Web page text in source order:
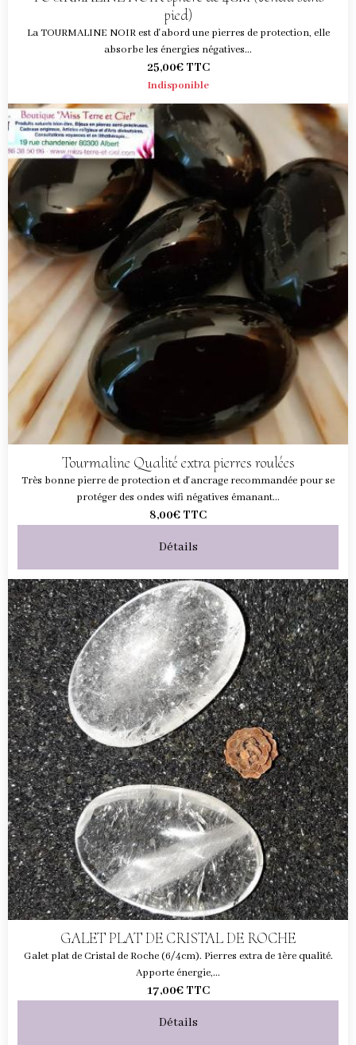
pied)
La TOURMALINE NOIR est d'abord une pierres de protection, elle
absorbe les énergies négatives...
25,00€ TTC
Indisponible
Tourmaline Qualité extra pierres roulées
Très bonne pierre de protection et d'ancrage recommandée pour se
protéger des ondes wifi négatives émanant...
8,00€ TTC
Détails
GALET PLAT DE CRISTAL DE ROCHE
Galet plat de Cristal de Roche (6/4cm). Pierres extra de 1ère qualité.
Apporte énergie,...
17,00€ TTC
Détails